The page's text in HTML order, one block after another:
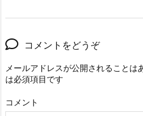
コメントをどうぞ
メールアドレスが公開されることは
は必須項目です
コメント